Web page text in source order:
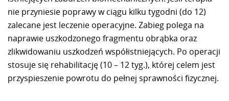
nie przyniesie poprawy w ciągu kilku tygodni (do 12)
zalecane jest leczenie operacyjne. Zabieg polega na
naprawie uszkodzonego fragmentu obrąbka oraz
zlikwidowaniu uszkodzeń współistniejących. Po operacji
stosuje się rehabilitację (10 – 12 tyg.), której celem jest
przyspieszenie powrotu do pełnej sprawności fizycznej.